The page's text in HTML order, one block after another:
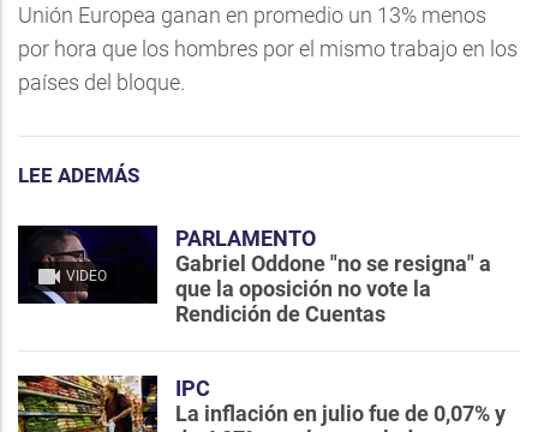
Unión Europea ganan en promedio un 13% menos
por hora que los hombres por el mismo trabajo en los
países del bloque.
LEE ADEMÁS
VIDEO
PARLAMENTO
Gabriel Oddone "no se resigna" a
que la oposición no vote la
Rendición de Cuentas
IPC
La inflación en julio fue de 0,07% y